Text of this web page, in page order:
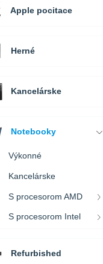
Apple pocitace
Herné
Kancelárske
Notebooky
Výkonné
Kancelárske
S procesorom AMD
S procesorom Intel
Refurbished